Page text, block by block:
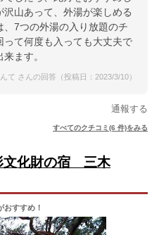
山あって、外湯が楽しめる
7つの外湯の入り放題のチ
て何度も入っても大丈夫で
ます。
て さんの回答（投稿日：2023/3/10）
通報する
すべてのクチコミ(6 件)をみる
化財の宿 三木
おすすめ！